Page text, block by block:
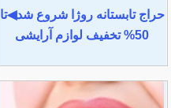
حراج تابستانه روژا شروع شد◀تا
50% تخفیف لوازم آرایشی